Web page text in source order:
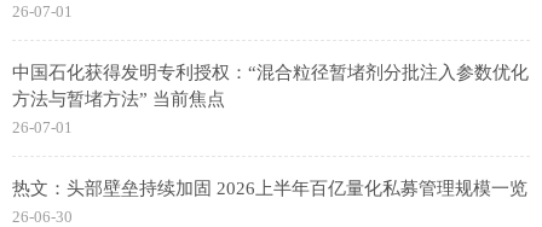
26-07-01
中国石化获得发明专利授权：“混合粒径暂堵剂分批注入参数优化
方法与暂堵方法” 当前焦点
26-07-01
热文：头部壁垒持续加固 2026上半年百亿量化私募管理规模一览
26-06-30